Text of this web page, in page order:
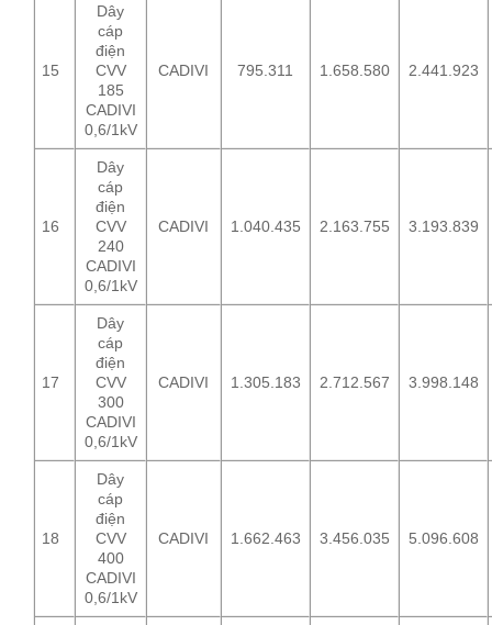
15
Dây
cáp
điện
CVV
185
CADIVI
0,6/1kV
CADIVI 795.311 1.658.580 2.441.923
16
Dây
cáp
điện
CVV
240
CADIVI
0,6/1kV
CADIVI 1.040.435 2.163.755 3.193.839
17
Dây
cáp
điện
CVV
300
CADIVI
0,6/1kV
CADIVI 1.305.183 2.712.567 3.998.148
18
Dây
cáp
điện
CVV
400
CADIVI
0,6/1kV
CADIVI 1.662.463 3.456.035 5.096.608